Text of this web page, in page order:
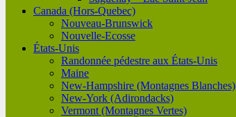
Canada (Hors-Quebec)
Nouveau-Brunswick
Nouvelle-Ecosse
États-Unis
Randonnée pédestre aux États-Unis
Maine
New-Hampshire (Montagnes Blanches)
New-York (Adirondacks)
Vermont (Montagnes Vertes)